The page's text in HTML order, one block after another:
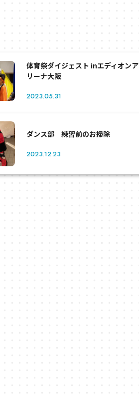
体育祭ダイジェスト inエディオンア
リーナ大阪
2023.05.31
ダンス部 練習前のお掃除
2023.12.23